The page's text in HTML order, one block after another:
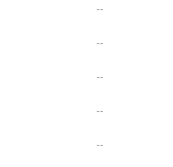
--
--
--
--
--